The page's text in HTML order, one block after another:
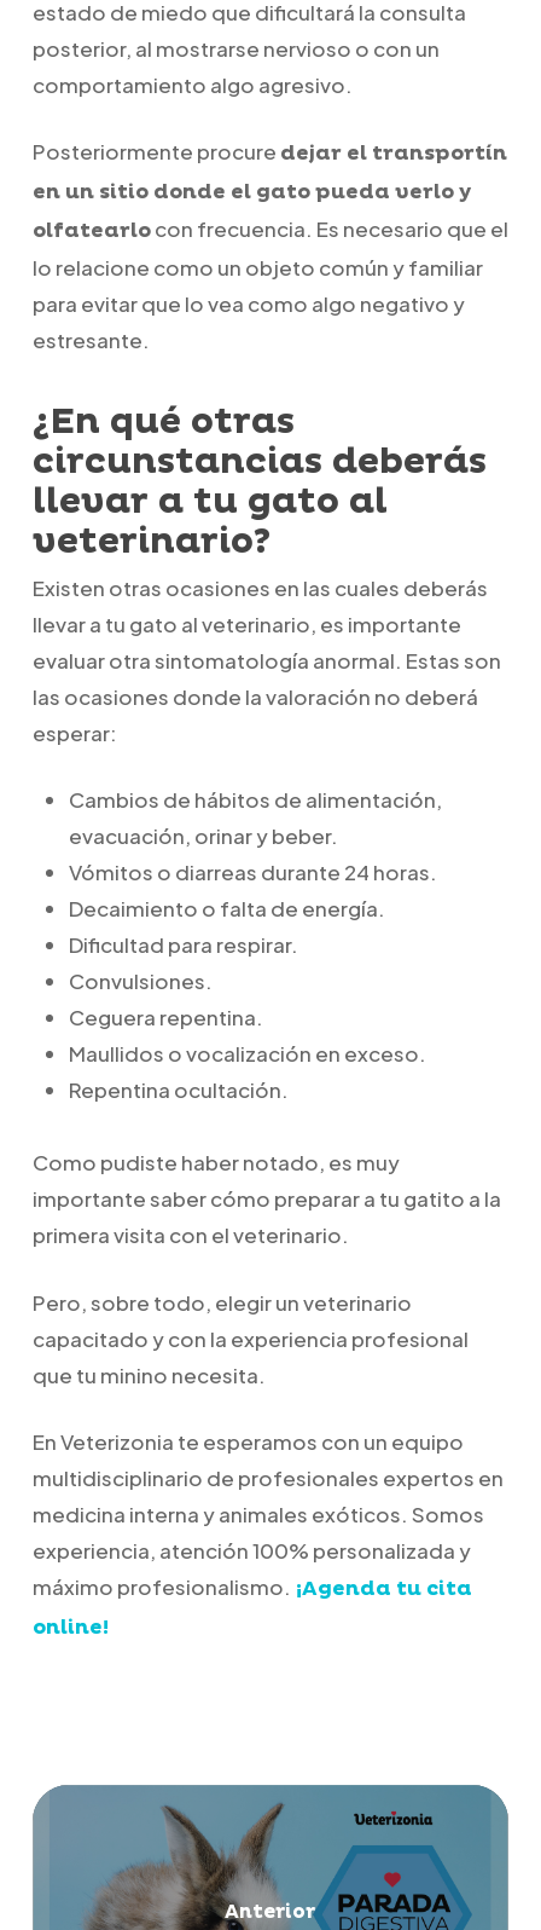
estado de miedo que dificultará la consulta
posterior, al mostrarse nervioso o con un
comportamiento algo agresivo.
Posteriormente procure dejar el transportín
en un sitio donde el gato pueda verlo y
olfatearlocon frecuencia. Es necesario que el
lo relacione como un objeto común y familiar
para evitar que lo vea como algo negativo y
estresante.
¿En qué otras
circunstancias deberás
llevar a tu gato al
veterinario?
Existen otras ocasiones en las cuales deberás
llevar a tu gato al veterinario, es importante
evaluar otra sintomatología anormal. Estas son
las ocasiones donde la valoración no deberá
esperar:
Cambios de hábitos de alimentación,
evacuación, orinar y beber.
Vómitos o diarreas durante 24 horas.
Decaimiento o falta de energía.
Dificultad para respirar.
Convulsiones.
Ceguera repentina.
Maullidos o vocalización en exceso.
Repentina ocultación.
Como pudiste haber notado, es muy
importante saber cómo preparar a tu gatito a la
primera visita con el veterinario.
Pero, sobre todo, elegir un veterinario
capacitado y con la experiencia profesional
que tu minino necesita.
En Veterizonia te esperamos con un equipo
multidisciplinario de profesionales expertos en
medicina interna y animales exóticos. Somos
experiencia, atención 100% personalizada y
máximo profesionalismo. ¡Agenda tu cita
online!
Anterior